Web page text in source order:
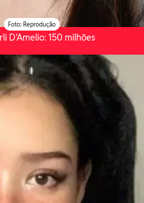
Foto: Reprodução
D'Amelio: 150 milhões